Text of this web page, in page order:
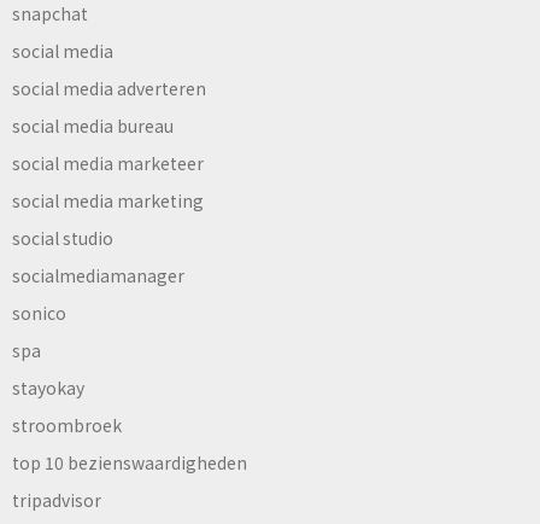
snapchat
social media
social media adverteren
social media bureau
social media marketeer
social media marketing
social studio
socialmediamanager
sonico
spa
stayokay
stroombroek
top 10 bezienswaardigheden
tripadvisor